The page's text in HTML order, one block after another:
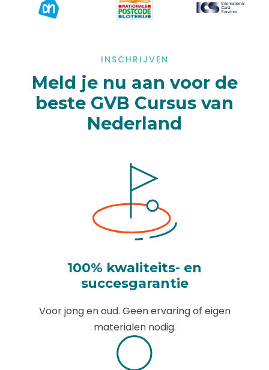
INSCHRIJVEN
Meld je nu aan voor de
beste GVB Cursus van
Nederland
100% kwaliteits- en
succesgarantie
Voor jong en oud. Geen ervaring of eigen
materialen nodig.